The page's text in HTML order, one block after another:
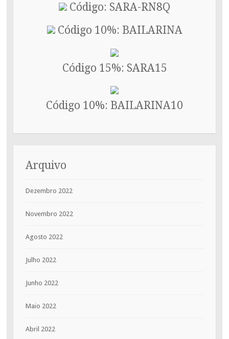
Código: SARA-RN8Q
Código 10%: BAILARINA
Código 15%: SARA15
Código 10%: BAILARINA10
Arquivo
Dezembro 2022
Novembro 2022
Agosto 2022
Julho 2022
Junho 2022
Maio 2022
Abril 2022